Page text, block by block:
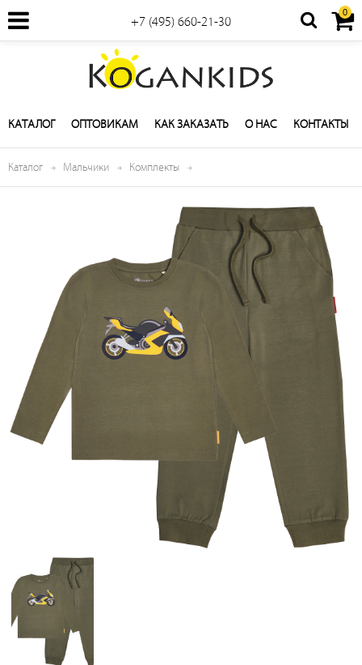
+7 (495) 660-21-30
0
КАТАЛОГ ОПТОВИКАМ КАК ЗАКАЗАТЬ О НАС КОНТАКТЫ
Каталог Мальчики Комплекты